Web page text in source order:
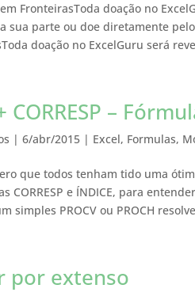
FronteirasToda doação no
sua parte ou doe diretamente
doação no ExcelGuru será
CORRESP –
| 6/abr/2015| Excel, Formulas,
que todos tenham tido uma
CORRESP e ÍNDICE, para
simples PROCV ou PROCH
por extenso